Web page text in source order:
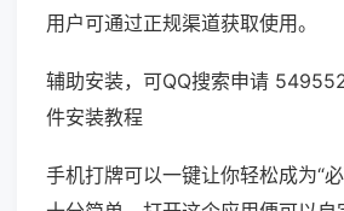
用户可通过正规渠道获取使用。
辅助安装，可QQ搜索申请
件安装教程
手机打牌可以一键让你轻松成为“